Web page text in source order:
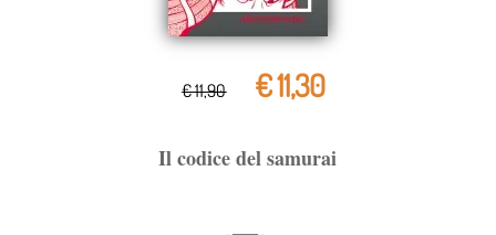
€ 11,90 € 11,30
Il codice del samurai